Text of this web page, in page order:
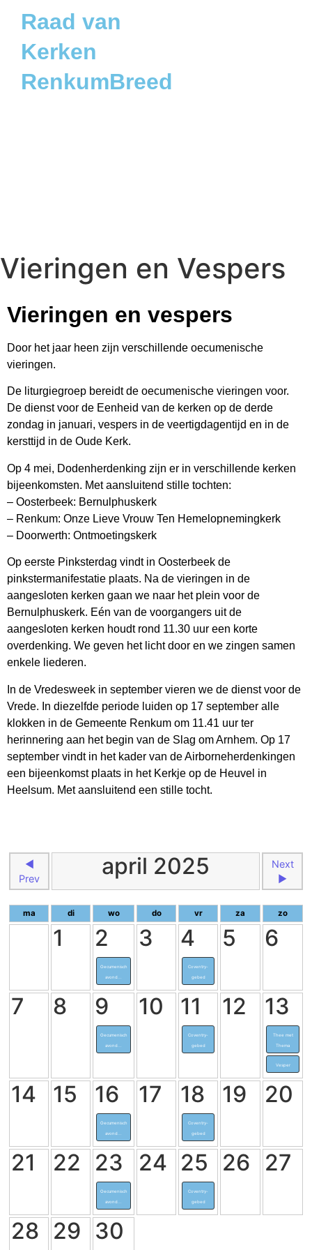
Raad van
Kerken
RenkumBreed
Vieringen en Vespers
Vieringen en vespers
Door het jaar heen zijn verschillende oecumenische
vieringen.
De liturgiegroep bereidt de oecumenische vieringen voor.
De dienst voor de Eenheid van de kerken op de derde
zondag in januari, vespers in de veertigdagentijd en in de
kersttijd in de Oude Kerk.
Op 4 mei, Dodenherdenking zijn er in verschillende kerken
bijeenkomsten. Met aansluitend stille tochten:
– Oosterbeek: Bernulphuskerk
– Renkum: Onze Lieve Vrouw Ten Hemelopnemingkerk
– Doorwerth: Ontmoetingskerk
Op eerste Pinksterdag vindt in Oosterbeek de
pinkstermanifestatie plaats. Na de vieringen in de
aangesloten kerken gaan we naar het plein voor de
Bernulphuskerk. Eén van de voorgangers uit de
aangesloten kerken houdt rond 11.30 uur een korte
overdenking. We geven het licht door en we zingen samen
enkele liederen.
In de Vredesweek in september vieren we de dienst voor de
Vrede. In diezelfde periode luiden op 17 september alle
klokken in de Gemeente Renkum om 11.41 uur ter
herinnering aan het begin van de Slag om Arnhem. Op 17
september vindt in het kader van de Airborneherdenkingen
een bijeenkomst plaats in het Kerkje op de Heuvel in
Heelsum. Met aansluitend een stille tocht.
◄
Prev
april 2025
Next
►
ma di wo do vr za zo
1 2
Oecumenisch
avond...
3 4
Coventry-
gebed
5 6
7 8 9
Oecumenisch
avond...
10 11
Coventry-
gebed
12 13
Thee met
Thema
Vesper
14 15 16
Oecumenisch
avond...
17 18
Coventry-
gebed
19 20
21 22 23
Oecumenisch
avond...
24 25
Coventry-
gebed
26 27
28 29 30